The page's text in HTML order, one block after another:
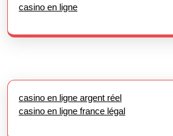
casino en ligne
casino en ligne argent réel
casino en ligne france légal